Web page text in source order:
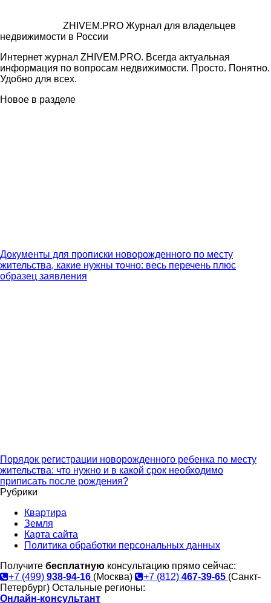
ZHIVEM.PRO Журнал для владельцев
недвижимости в России
Интернет журнал ZHIVEM.PRO. Всегда актуальная
информация по вопросам недвижимости. Просто. Понятно.
Удобно для всех.
Новое в разделе
Документы для прописки новорожденного по месту
жительства, какие нужны точно: весь перечень плюс
образец заявления
Порядок регистрации новорожденного ребенка по месту
жительства: что нужно и в какой срок необходимо
приписать после рождения?
Рубрики
Квартира
Земля
Карта сайта
Политика обработки персональных данных
Получите бесплатную консультацию прямо сейчас:
+7 (499) 938-94-16 (Москва) +7 (812) 467-39-65 (Санкт-
Петербург) Остальные регионы:
Онлайн-консультант